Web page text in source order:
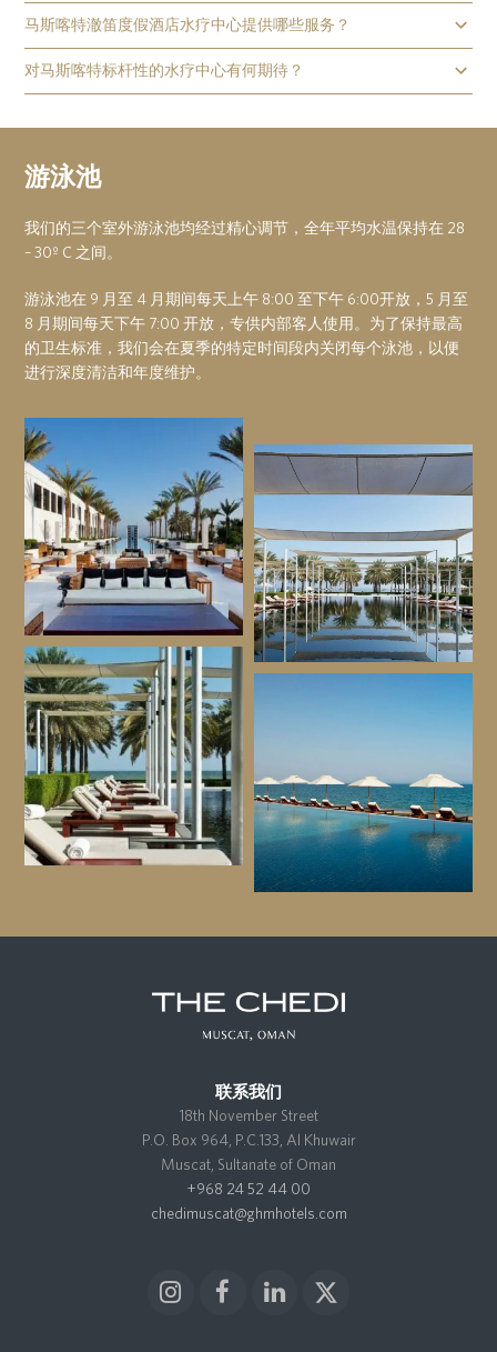
马斯喀特澈笛度假酒店水疗中心提供哪些服务？
对马斯喀特标杆性的水疗中心有何期待？
游泳池
我们的三个室外游泳池均经过精心调节，全年平均水温保持在 28
– 30º C 之间。
游泳池在 9 月至 4 月期间每天上午 8:00 至下午 6:00开放，5 月至
8 月期间每天下午 7:00 开放，专供内部客人使用。为了保持最高
的卫生标准，我们会在夏季的特定时间段内关闭每个泳池，以便
进行深度清洁和年度维护。
联系我们
18th November Street
P.O. Box 964, P.C.133, Al Khuwair
Muscat, Sultanate of Oman
+968 24 52 44 00
chedimuscat@ghmhotels.com
I
F
L
X